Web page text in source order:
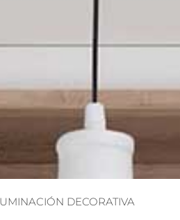
DECORATIVA